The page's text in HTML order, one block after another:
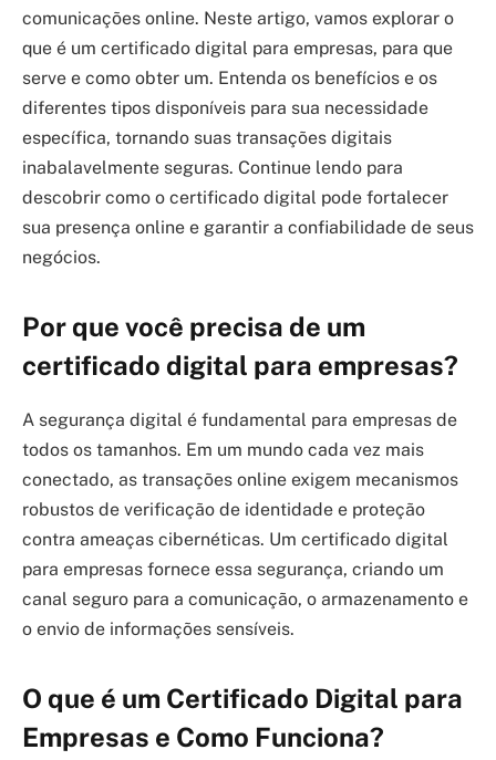
comunicações online. Neste artigo, vamos explorar o
que é um certificado digital para empresas, para que
serve e como obter um. Entenda os benefícios e os
diferentes tipos disponíveis para sua necessidade
específica, tornando suas transações digitais
inabalavelmente seguras. Continue lendo para
descobrir como o certificado digital pode fortalecer
sua presença online e garantir a confiabilidade de seus
negócios.
Por que você precisa de um
certificado digital para empresas?
A segurança digital é fundamental para empresas de
todos os tamanhos. Em um mundo cada vez mais
conectado, as transações online exigem mecanismos
robustos de verificação de identidade e proteção
contra ameaças cibernéticas. Um certificado digital
para empresas fornece essa segurança, criando um
canal seguro para a comunicação, o armazenamento e
o envio de informações sensíveis.
O que é um Certificado Digital para
Empresas e Como Funciona?